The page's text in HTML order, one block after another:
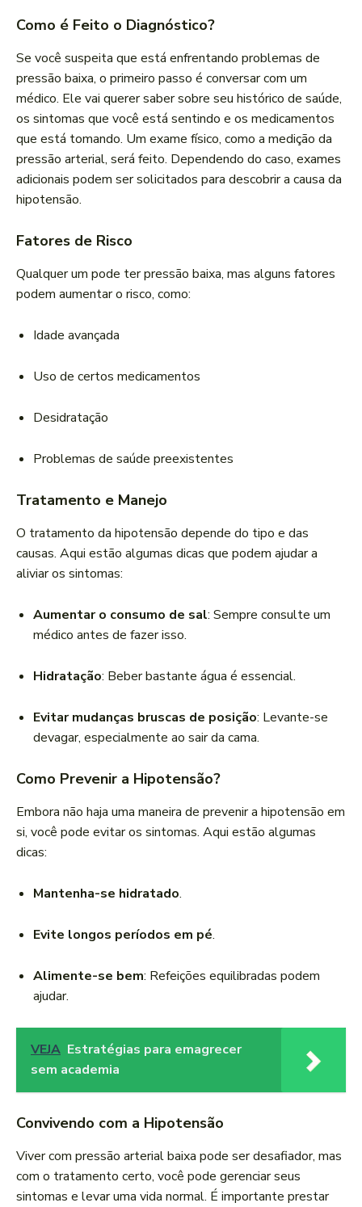
Como é Feito o Diagnóstico?
Se você suspeita que está enfrentando problemas de
pressão baixa, o primeiro passo é conversar com um
médico. Ele vai querer saber sobre seu histórico de saúde,
os sintomas que você está sentindo e os medicamentos
que está tomando. Um exame físico, como a medição da
pressão arterial, será feito. Dependendo do caso, exames
adicionais podem ser solicitados para descobrir a causa da
hipotensão.
Fatores de Risco
Qualquer um pode ter pressão baixa, mas alguns fatores
podem aumentar o risco, como:
Idade avançada
Uso de certos medicamentos
Desidratação
Problemas de saúde preexistentes
Tratamento e Manejo
O tratamento da hipotensão depende do tipo e das
causas. Aqui estão algumas dicas que podem ajudar a
aliviar os sintomas:
Aumentar o consumo de sal: Sempre consulte um
médico antes de fazer isso.
Hidratação: Beber bastante água é essencial.
Evitar mudanças bruscas de posição: Levante-se
devagar, especialmente ao sair da cama.
Como Prevenir a Hipotensão?
Embora não haja uma maneira de prevenir a hipotensão em
si, você pode evitar os sintomas. Aqui estão algumas
dicas:
Mantenha-se hidratado.
Evite longos períodos em pé.
Alimente-se bem: Refeições equilibradas podem
ajudar.
VEJA Estratégias para emagrecer
sem academia
Convivendo com a Hipotensão
Viver com pressão arterial baixa pode ser desafiador, mas
com o tratamento certo, você pode gerenciar seus
sintomas e levar uma vida normal. É importante prestar